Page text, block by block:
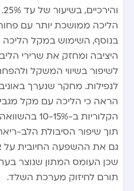
הליכה ממושכת יותר עם
בנוסף, השימוש במקל
היציבה ומחזק את שרירי
לשיפור בשיווי המשקל
לנפילות. מחקר שנערך
הראה כי הליכה עם מקל
הקלוריות ב-10-
תוך שיפור הסיבולת הלב-
גם את ההשפעה החיובית על
שכן העומס המתון שנוצר
תורם לחיזוק מערכת השלד.